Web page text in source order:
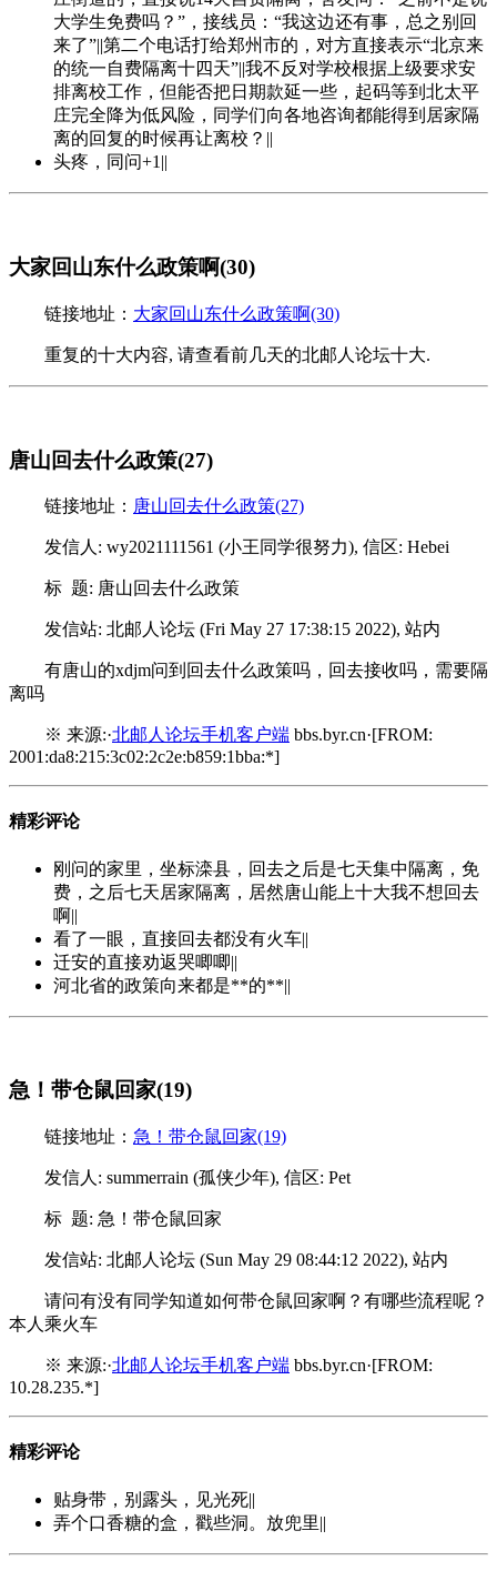
大学生免费吗？”，接线员：“我这边还有事，总之别回
来了”||第二个电话打给郑州市的，对方直接表示“北京来
的统一自费隔离十四天”||我不反对学校根据上级要求安
排离校工作，但能否把日期款延一些，起码等到北太平
庄完全降为低风险，同学们向各地咨询都能得到居家隔
离的回复的时候再让离校？||
头疼，同问+1||
大家回山东什么政策啊(30)
链接地址： 大家回山东什么政策啊(30)
重复的十大内容, 请查看前几天的北邮人论坛十大.
唐山回去什么政策(27)
链接地址： 唐山回去什么政策(27)
发信人: wy2021111561 (小王同学很努力), 信区: Hebei
标 题: 唐山回去什么政策
发信站: 北邮人论坛 (Fri May 27 17:38:15 2022), 站内
有唐山的xdjm问到回去什么政策吗，回去接收吗，需要隔
离吗
※ 来源:·北邮人论坛手机客户端 bbs.byr.cn·[FROM:
2001:da8:215:3c02:2c2e:b859:1bba:*]
精彩评论
刚问的家里，坐标滦县，回去之后是七天集中隔离，免
费，之后七天居家隔离，居然唐山能上十大我不想回去
啊||
看了一眼，直接回去都没有火车||
迁安的直接劝返哭唧唧||
河北省的政策向来都是**的**||
急！带仓鼠回家(19)
链接地址： 急！带仓鼠回家(19)
发信人: summerrain (孤侠少年), 信区: Pet
标 题: 急！带仓鼠回家
发信站: 北邮人论坛 (Sun May 29 08:44:12 2022), 站内
请问有没有同学知道如何带仓鼠回家啊？有哪些流程呢？
本人乘火车
※ 来源:·北邮人论坛手机客户端 bbs.byr.cn·[FROM:
10.28.235.*]
精彩评论
贴身带，别露头，见光死||
弄个口香糖的盒，戳些洞。放兜里||